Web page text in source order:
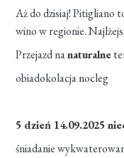
Aż do dzisiaj! Pitigliano
wino w regionie.
Przejazd nanaturalne
obiadokolacja nocleg
5 dzień 14.09.2025
śniadanie